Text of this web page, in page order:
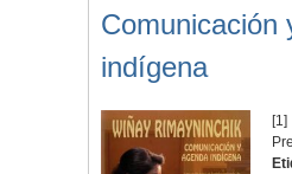
Comunicación
indígena
[1]